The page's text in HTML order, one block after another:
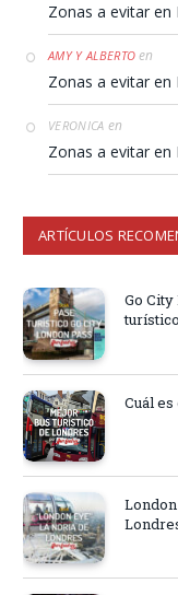
Zonas a evitar en
AMY Y ALBERTO en
Zonas a evitar en
VERONICA en
Zonas a evitar en
ARTÍCULOS
Go
Cuál